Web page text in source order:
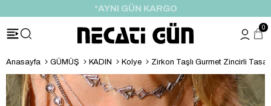
*HEDİYE PAKETİ & NOTU
0
Anasayfa GÜMÜŞ KADIN Kolye Zirkon Taşlı Gurmet Zincirli